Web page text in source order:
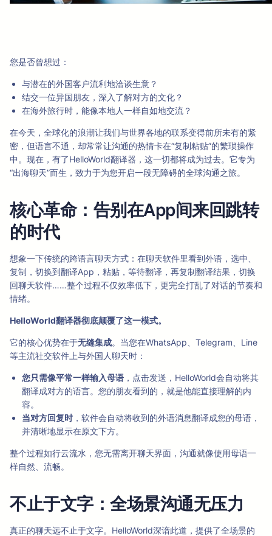
您是否曾想过：
与潜在的外国客户流利地洽谈生意？
结交一位异国朋友，深入了解对方的文化？
在海外旅行时，能像本地人一样自如地交流？
在今天，全球化的浪潮让我们与世界各地的联系变得前所未有的紧
密，但语言不通，却常常让沟通的热情卡在“复制粘贴”的繁琐操作
中。现在，有了HelloWorld翻译器，这一切都将成为过去。它专为
“出海聊天”而生，致力于为您开启一段无障碍的全球沟通之旅。
核心革命：告别在App间来回跳转
的时代
想象一下传统的跨语言聊天方式：在聊天软件里看到外语，选中、
复制，切换到翻译App，粘贴，等待翻译，再复制翻译结果，切换
回聊天软件……整个过程不仅效率低下，更完全打乱了对话的节奏和
情绪。
HelloWorld翻译器彻底颠覆了这一模式。
它的核心优势在于无缝集成。当您在WhatsApp、Telegram、Line
等主流社交软件上与外国人聊天时：
您只需像平常一样输入母语 ，点击发送，HelloWorld会自动将其
翻译成对方的语言。您的朋友看到的，就是他能直接理解的内
容。
当对方回复时 ，软件会自动将收到的外语消息翻译成您的母语，
并清晰地显示在原文下方。
整个过程如行云流水，您无需离开聊天界面，沟通就像使用母语一
样自然、流畅。
不止于文字：全场景沟通无压力
真正的聊天远不止于文字。HelloWorld深谙此道，提供了全场景的